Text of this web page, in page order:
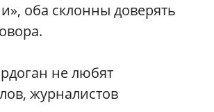
оба склонны доверять
не любят
журналистов